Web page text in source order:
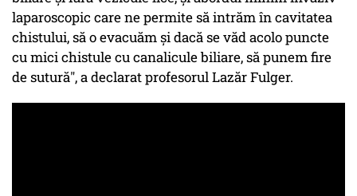
laparoscopic care ne permite să intrăm în cavitatea
chistului, să o evacuăm și dacă se văd acolo puncte
cu mici chistule cu canalicule biliare, să punem fire
de sutură", a declarat profesorul Lazăr Fulger.